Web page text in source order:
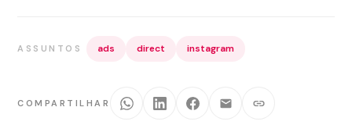
ASSUNTOS ads direct instagram
COMPARTILHAR